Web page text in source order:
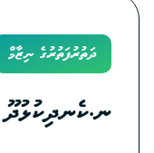
ދަތުރުފަތުރުގެ ނިޒާމް